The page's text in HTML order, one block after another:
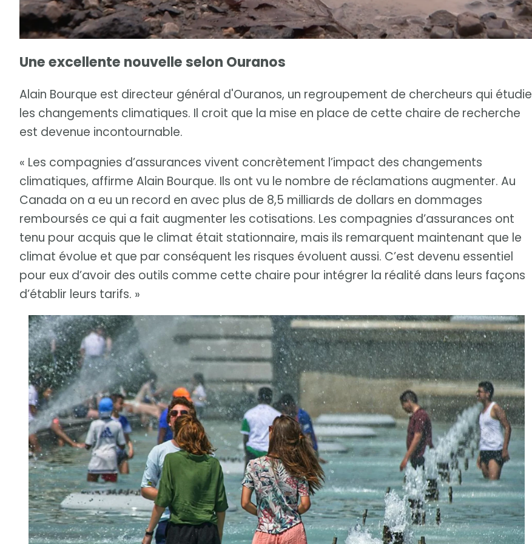
Une excellente nouvelle selon Ouranos
Alain Bourque est directeur général d'Ouranos, un regroupement de chercheurs qui étudie
les changements climatiques. Il croit que la mise en place de cette chaire de recherche
est devenue incontournable.
« Les compagnies d’assurances vivent concrètement l’impact des changements
climatiques, affirme Alain Bourque. Ils ont vu le nombre de réclamations augmenter. Au
Canada on a eu un record en avec plus de 8,5 milliards de dollars en dommages
remboursés ce qui a fait augmenter les cotisations. Les compagnies d’assurances ont
tenu pour acquis que le climat était stationnaire, mais ils remarquent maintenant que le
climat évolue et que par conséquent les risques évoluent aussi. C’est devenu essentiel
pour eux d’avoir des outils comme cette chaire pour intégrer la réalité dans leurs façons
d’établir leurs tarifs. »